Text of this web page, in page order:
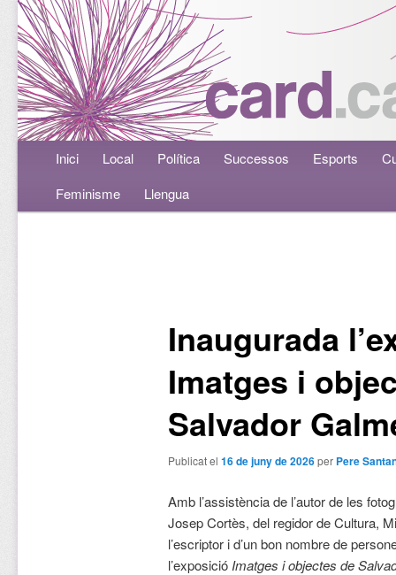
Menú principalAneu al contingut principal
Aneu al contingut secundari
Inici Local Política Successos Esports
Feminisme
Llengua
​Inaugurada
Imatges i
Salvador
Publicat el 16 de juny de 2026per Pere
Amb l’assistència de l’autor de les
Josep Cortès, del regidor de Cultura,
l’escriptor i d’un bon nombre de
l’exposició Imatges i objectes de